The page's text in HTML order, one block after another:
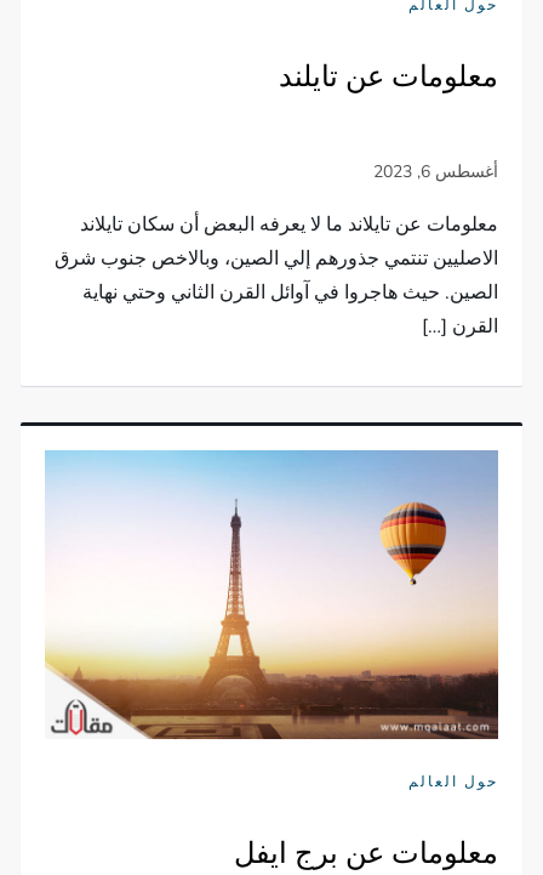
حول العالم
معلومات عن تايلند
معلومات عن تايلاند ما لا يعرفه البعض أن سكان تايلاند
الاصليين تنتمي جذورهم إلي الصين، وبالاخص جنوب شرق
الصين. حيث هاجروا في آوائل القرن الثاني وحتي نهاية
القرن […]
حول العالم
معلومات عن برج ايفل